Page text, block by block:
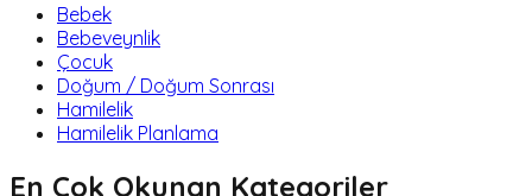
Bebek
Bebeveynlik
Çocuk
Doğum / Doğum Sonrası
Hamilelik
Hamilelik Planlama
En Çok Okunan Kategoriler